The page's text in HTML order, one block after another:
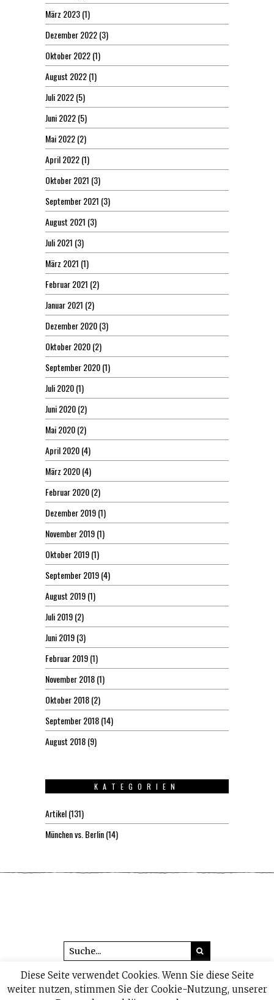
März 2023(1)
Dezember 2022(3)
Oktober 2022(1)
August 2022(1)
Juli 2022(5)
Juni 2022(5)
Mai 2022(2)
April 2022(1)
Oktober 2021 (3)
September 2021 (3)
August 2021 (3)
Juli 2021 (3)
März 2021 (1)
Februar 2021 (2)
Januar 2021 (2)
Dezember 2020(3)
Oktober 2020(2)
September 2020(1)
Juli 2020(1)
Juni 2020(2)
Mai 2020(2)
April 2020(4)
März 2020(4)
Februar 2020(2)
Dezember 2019(1)
November 2019(1)
Oktober 2019(1)
September 2019(4)
August 2019(1)
Juli 2019(2)
Juni 2019(3)
Februar 2019(1)
November 2018(1)
Oktober 2018(2)
September 2018(14)
August 2018(9)
KATEGORIEN
Artikel(131)
München vs. Berlin(14)
© 2026 headline1.de
Diese Seite verwendet Cookies. Wenn Sie diese Seite
weiter nutzen, stimmen Sie der Cookie-Nutzung, unserer